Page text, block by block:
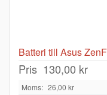
Batteri till Asus
Pris 130,00 kr
Moms: 26,00 kr